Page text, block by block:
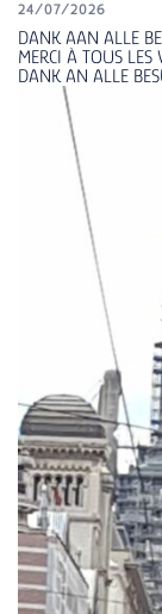
24/07/2026
DANK AAN ALLE
MERCI À TOUS
DANK AN ALLE